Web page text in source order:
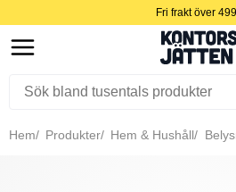
Fri frakt över
Hem Produkter Hem & Hushåll